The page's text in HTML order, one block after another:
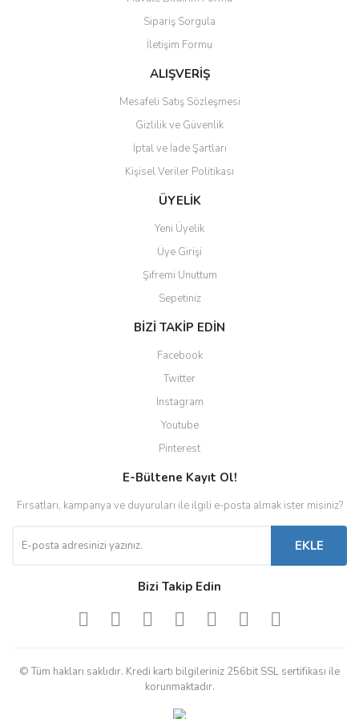
Ürün bilgilerinde hatalar bulunuyor.
Ürün fiyatı diğer sitelerden daha pahalı.
Bu ürüne benzer farklı alternatifler olmalı.
Gönder
Sipariş Sorgula
İletişim Formu
ALIŞVERİŞ
Mesafeli Satış Sözleşmesi
Gizlilik ve Güvenlik
İptal ve İade Şartları
Kişisel Veriler Politikası
ÜYELİK
Yeni Üyelik
Üye Girişi
Şifremi Unuttum
Sepetiniz
BİZİ TAKİP EDİN
Facebook
Twitter
Instagram
Youtube
Pinterest
E-Bültene Kayıt Ol!
Fırsatları, kampanya ve duyuruları ile ilgili e-posta almak ister misiniz?
EKLE
Bizi Takip Edin
© Tüm hakları saklıdır. Kredi kartı bilgileriniz 256bit SSL sertifikası ile
korunmaktadır.